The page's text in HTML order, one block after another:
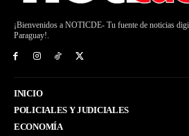
¡Bienvenidos a NOTICDE- Tu fuente de noticias
Paraguay!.
INICIO
POLICIALES Y JUDICIALES
ECONOMÍA